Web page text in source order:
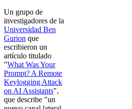
Un grupo de
investigadores de la
Universidad Ben
Gurion que
escribieron un
artículo titulado
"What Was Your
Prompt? A Remote
Keylogging Attack
on AI Assistants",
que describe "un